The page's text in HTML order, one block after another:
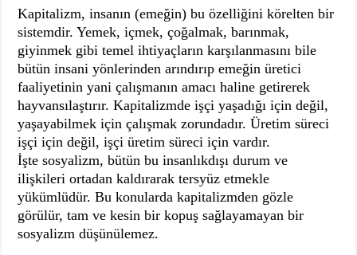
Kapitalizm, insanın (emeğin) bu özelliğini körelten bir
sistemdir. Yemek, içmek, çoğalmak, barınmak,
giyinmek gibi temel ihtiyaçların karşılanmasını bile
bütün insani yönlerinden arındırıp emeğin üretici
faaliyetinin yani çalışmanın amacı haline getirerek
hayvansılaştırır. Kapitalizmde işçi yaşadığı için değil,
yaşayabilmek için çalışmak zorundadır. Üretim süreci
işçi için değil, işçi üretim süreci için vardır.
İşte sosyalizm, bütün bu insanlıkdışı durum ve
ilişkileri ortadan kaldırarak tersyüz etmekle
yükümlüdür. Bu konularda kapitalizmden gözle
görülür, tam ve kesin bir kopuş sağlayamayan bir
sosyalizm düşünülemez.